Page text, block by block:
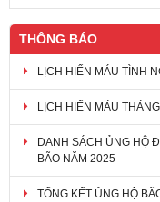
THÔNG BÁO
LỊCH HIẾN MÁU TÌNH
LỊCH HIẾN MÁU
DANH SÁCH ỦNG HỘ
BÃO NĂM 2025
TỔNG KẾT ỦNG HỘ